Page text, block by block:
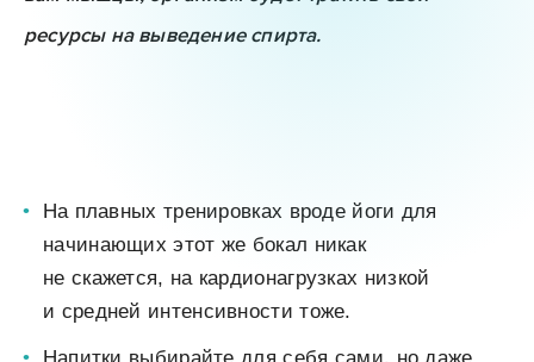
ресурсы на выведение спирта.
На плавных тренировках вроде йоги для
начинающих этот же бокал никак
не скажется, на кардионагрузках низкой
и средней интенсивности тоже.